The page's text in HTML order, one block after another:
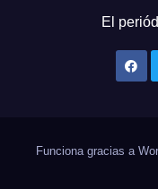
El
Funciona gracias a